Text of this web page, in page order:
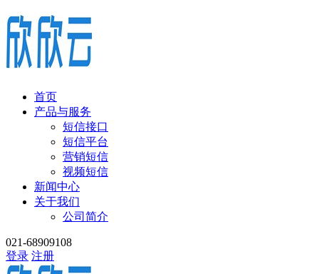
首页
产品与服务
短信接口
短信平台
营销短信
视频短信
新闻中心
关于我们
公司简介
021-68909108
登录 注册